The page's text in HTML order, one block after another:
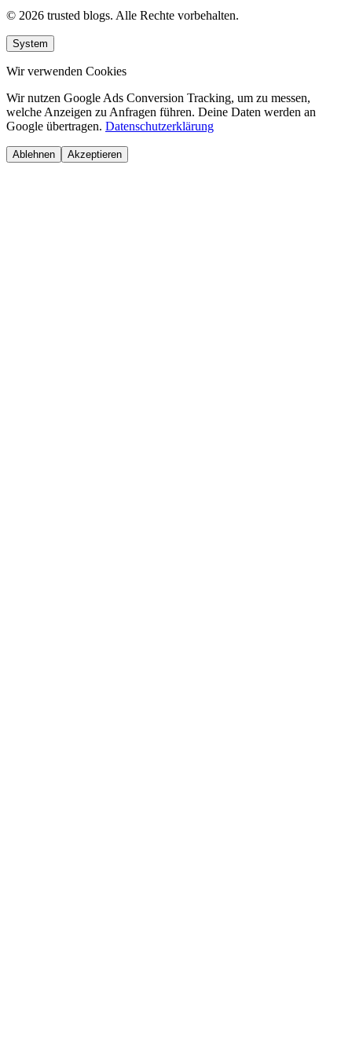
© 2026 trusted blogs. Alle Rechte vorbehalten.
System
Wir verwenden Cookies
Wir nutzen Google Ads Conversion Tracking, um zu messen,
welche Anzeigen zu Anfragen führen. Deine Daten werden an
Google übertragen. Datenschutzerklärung
Ablehnen Akzeptieren